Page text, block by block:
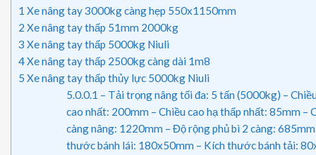
1 Xe nâng tay 3000kg càng hẹp 550x1150mm
2 Xe nâng tay thấp 51mm 2000kg
3 Xe nâng tay thấp 5000kg Niuli
4Xe nâng tay thấp 2500kg càng dài 1m8
5 Xe nâng tay thấp thủy lực 5000kg Niuli
5.0.0.1 – Tải trọng nâng tối đa: 5 tấn (5000kg) –
cao nhất: 200mm – Chiều cao hạ thấp nhất: 85mm –
càng nâng: 1220mm – Độ rộng phủ bì 2 càng:
thước bánh lái: 180x50mm – Kích thước bánh tải: